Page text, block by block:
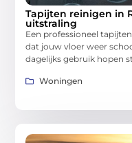
Tapijten reinigen in
uitstraling
Een professioneel
dat jouw vloer weer
dagelijks gebruik hopen
Woningen